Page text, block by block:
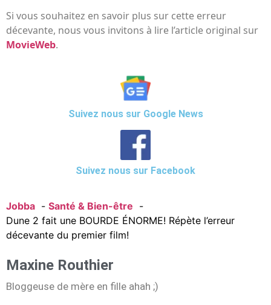
Si vous souhaitez en savoir plus sur cette erreur
décevante, nous vous invitons à lire l’article original sur
MovieWeb.
Suivez nous sur Google News
Suivez nous sur Facebook
Jobba
Santé & Bien-être
Dune 2 fait une BOURDE ÉNORME! Répète l’erreur
décevante du premier film!
Maxine Routhier
Bloggeuse de mère en fille ahah ;)